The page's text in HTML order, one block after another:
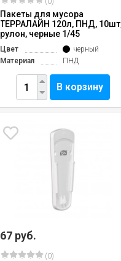
Пакеты для мусора
ТЕРРАЛАЙН 120л, ПНД,
рулон, черные 1/45
Цвет
черный
Материал
ПНД
В корзину
67 руб.
(0)